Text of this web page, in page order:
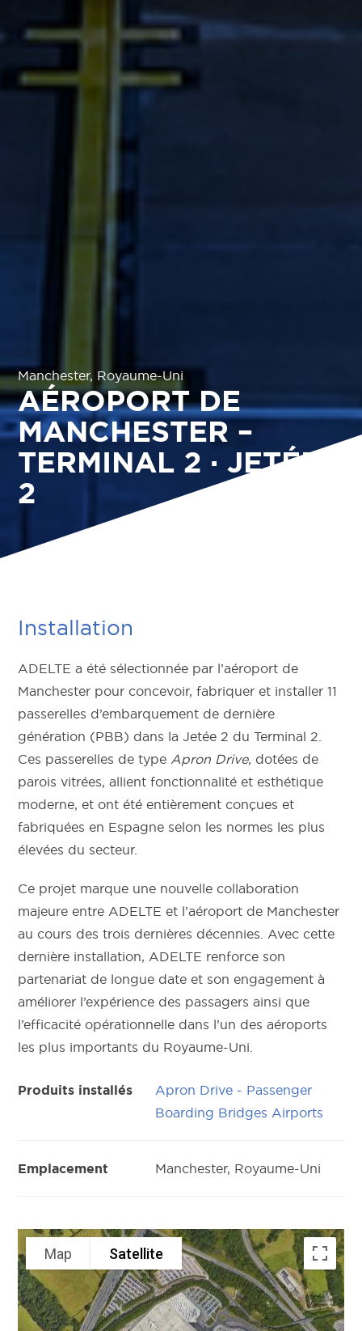
Manchester, Royaume-Uni
AÉROPORT DE
MANCHESTER –
TERMINAL 2 · JETÉE
2
Map Satellite
Installation
ADELTE a été sélectionnée par l’aéroport de
Manchester pour concevoir, fabriquer et installer 11
passerelles d’embarquement de dernière
génération (PBB) dans la Jetée 2 du Terminal 2.
Ces passerelles de type Apron Drive, dotées de
parois vitrées, allient fonctionnalité et esthétique
moderne, et ont été entièrement conçues et
fabriquées en Espagne selon les normes les plus
élevées du secteur.
Ce projet marque une nouvelle collaboration
majeure entre ADELTE et l’aéroport de Manchester
au cours des trois dernières décennies. Avec cette
dernière installation, ADELTE renforce son
partenariat de longue date et son engagement à
améliorer l’expérience des passagers ainsi que
l’efficacité opérationnelle dans l’un des aéroports
les plus importants du Royaume-Uni.
Produits installés
Apron Drive - Passenger
Boarding Bridges Airports
Emplacement Manchester, Royaume-Uni